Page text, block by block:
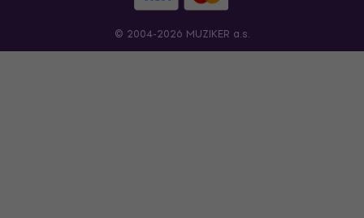
© 2004-2026 MUZIKER a.s.